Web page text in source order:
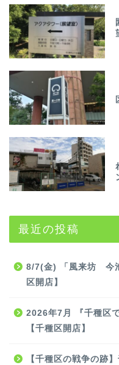
最近の投稿
8/7(金) 「風来坊 今
区開店】
2026年7月 『千種区
【千種区開店】
【千種区の戦争の跡